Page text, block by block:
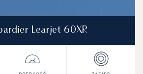
Learjet 60XR